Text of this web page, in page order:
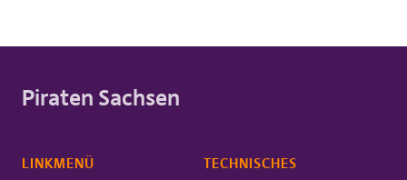
Piraten Sachsen
LINKMENÜ TECHNISCHES